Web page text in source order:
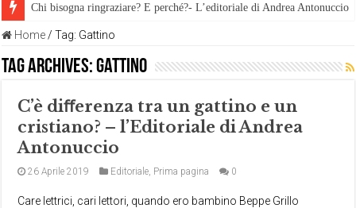
Chi bisogna ringraziare? E perché?- L’editoriale di Andrea Antonuccio
Home / Tag: Gattino
Tag Archives:Gattino
C’è diﬀerenza tra un gattino e un
cristiano? – l’Editoriale di Andrea
Antonuccio
26 Aprile 2019 Editoriale, Prima pagina 0
Care lettrici, cari lettori, quando ero bambino Beppe Grillo